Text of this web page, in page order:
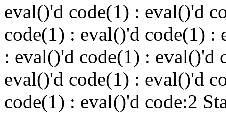
eval()'d code(1) : eval()'d
code(1) : eval()'d code(1) :
: eval()'d code(1) : eval()'d
eval()'d code(1) : eval()'d
code(1) : eval()'d code:2